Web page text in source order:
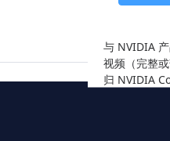
与 NVIDIA
视频（完整
归 NVIDIA